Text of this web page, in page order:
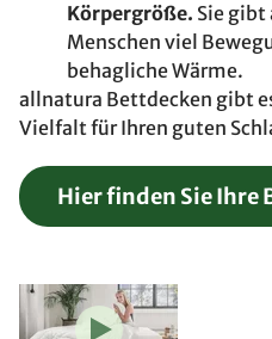
Körpergröße. Sie gibt
Menschen viel
behagliche Wärme.
allnatura Bettdecken gibt
Vielfalt für Ihren guten
Hier finden Sie Ihre